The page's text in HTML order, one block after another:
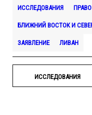
ИССЛЕДОВАНИЯ
БЛИЖНИЙ ВОСТОК И
ЗАЯВЛЕНИЕ ЛИВАН
ИССЛЕДОВАНИЯ